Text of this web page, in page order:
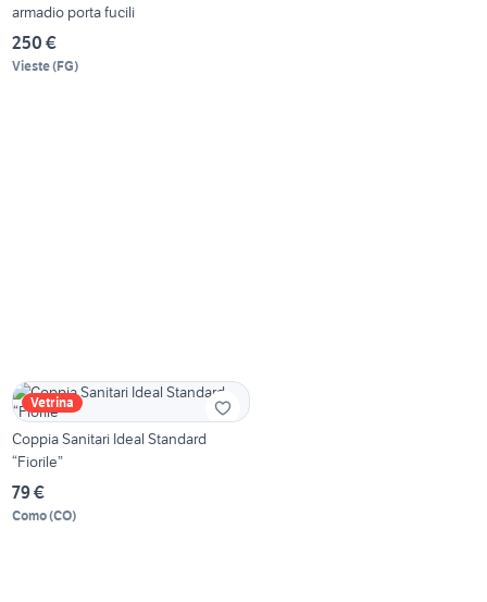
armadio porta fucili
250 €
Vieste(FG)
Vetrina
Coppia Sanitari Ideal Standard
“Fiorile”
79 €
Como(CO)